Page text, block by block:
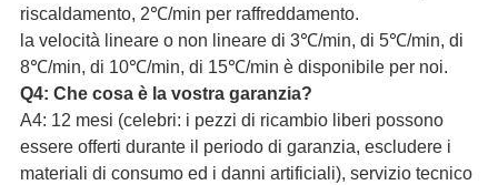
riscaldamento, 2℃/min per raffreddamento.
la velocità lineare o non lineare di 3℃/min, di 5℃/min, di
8℃/min, di 10℃/min, di 15℃/min è disponibile per noi.
Q4: Che cosa è la vostra garanzia?
A4: 12 mesi (celebri: i pezzi di ricambio liberi possono
essere offerti durante il periodo di garanzia, escludere i
materiali di consumo ed i danni artificiali), servizio tecnico